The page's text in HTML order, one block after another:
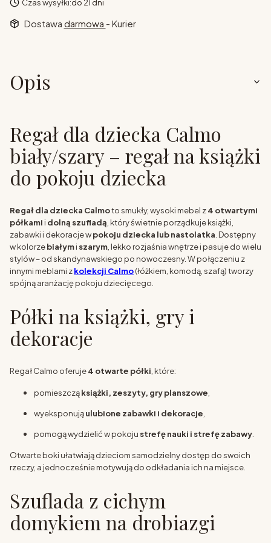
Czas wysyłki:do 21 dni
Dostawa darmowa - Kurier
Opis
Regał dla dziecka Calmo
biały/szary – regał na książki
do pokoju dziecka
Regał dla dziecka Calmoto smukły, wysoki mebel z4 otwartymi
półkami i dolną szufladą, który świetnie porządkuje książki,
zabawki i dekoracje wpokoju dziecka lub nastolatka. Dostępny
w kolorzebiałymi szarym, lekko rozjaśnia wnętrze i pasuje do wielu
stylów – od skandynawskiego po nowoczesny. W połączeniu z
innymi meblami zkolekcji Calmo(łóżkiem, komodą, szafą) tworzy
spójną aranżację pokoju dziecięcego.
Półki na książki, gry i
dekoracje
Regał Calmo oferuje4 otwarte półki, które:
pomieszcząksiążki, zeszyty, gry planszowe,
wyeksponująulubione zabawki i dekoracje,
pomogą wydzielić w pokoju strefę nauki i strefę zabawy.
Otwarte boki ułatwiają dzieciom samodzielny dostęp do swoich
rzeczy, a jednocześnie motywują do odkładania ich na miejsce.
Szuflada z cichym
domykiem na drobiazgi